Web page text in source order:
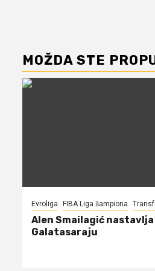
MOŽDA STE
Evroliga FIBA Liga šampiona
Alen Smailagić nastavlja
Galatasaraju